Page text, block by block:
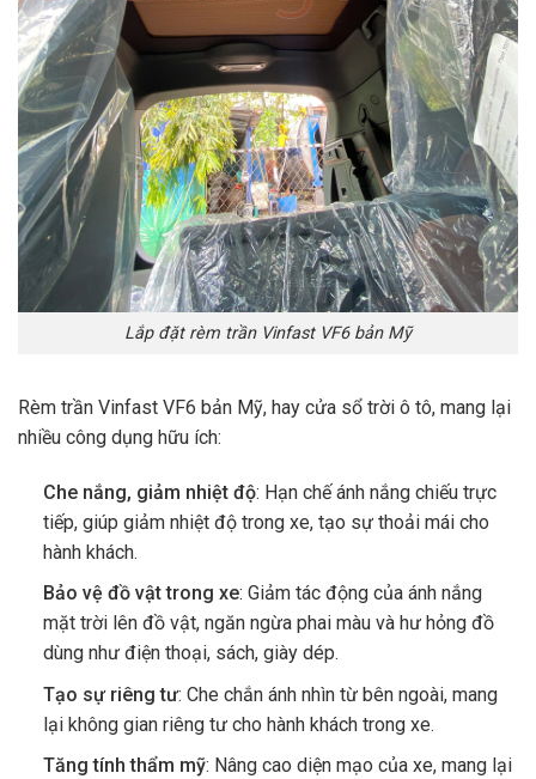
Lắp đặt rèm trần Vinfast VF6 bản Mỹ
Rèm trần Vinfast VF6 bản Mỹ, hay cửa sổ trời ô tô, mang lại
nhiều công dụng hữu ích:
Che nắng, giảm nhiệt độ: Hạn chế ánh nắng chiếu trực
tiếp, giúp giảm nhiệt độ trong xe, tạo sự thoải mái cho
hành khách.
Bảo vệ đồ vật trong xe: Giảm tác động của ánh nắng
mặt trời lên đồ vật, ngăn ngừa phai màu và hư hỏng đồ
dùng như điện thoại, sách, giày dép.
Tạo sự riêng tư: Che chắn ánh nhìn từ bên ngoài, mang
lại không gian riêng tư cho hành khách trong xe.
Tăng tính thẩm mỹ: Nâng cao diện mạo của xe, mang lại